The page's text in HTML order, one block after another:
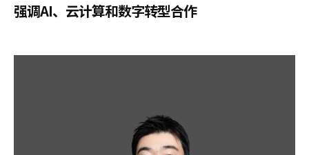
强调AI、云计算和数字转型合作